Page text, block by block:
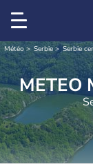
Météo Serbie Serbie